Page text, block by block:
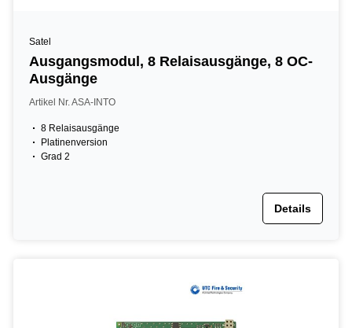
Satel
Ausgangsmodul, 8 Relaisausgänge, 8 OC-
Ausgänge
Artikel Nr. ASA-INTO
8 Relaisausgänge
Platinenversion
Grad 2
Details